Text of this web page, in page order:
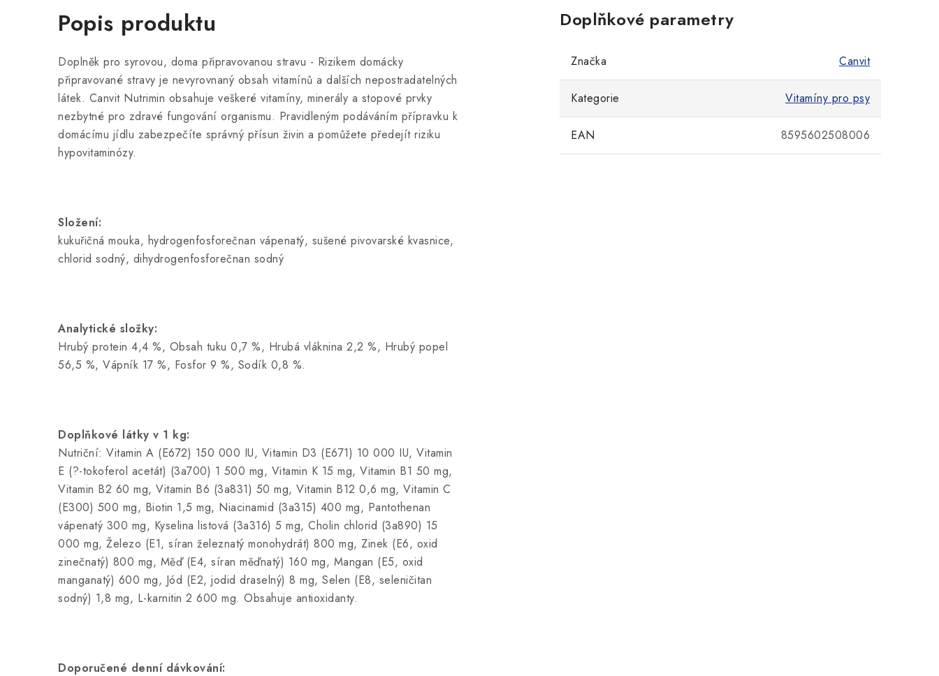
Popis produktu
Doplněk pro syrovou, doma připravovanou stravu - Rizikem domácky
připravované stravy je nevyrovnaný obsah vitamínů a dalších nepostradatelných
látek. Canvit Nutrimin obsahuje veškeré vitamíny, minerály a stopové prvky
nezbytné pro zdravé fungování organismu. Pravidleným podáváním přípravku k
domácímu jídlu zabezpečíte správný přísun živin a pomůžete předejít riziku
hypovitaminózy.
Složení:
kukuřičná mouka, hydrogenfosforečnan vápenatý, sušené pivovarské kvasnice,
chlorid sodný, dihydrogenfosforečnan sodný
Analytické složky:
Hrubý protein 4,4 %, Obsah tuku 0,7 %, Hrubá vláknina 2,2 %, Hrubý popel
56,5 %, Vápník 17 %, Fosfor 9 %, Sodík 0,8 %.
Doplňkové látky v 1 kg:
Nutriční: Vitamin A (E672) 150 000 IU, Vitamin D3 (E671) 10 000 IU, Vitamin
E (?-tokoferol acetát) (3a700) 1 500 mg, Vitamin K 15 mg, Vitamin B1 50 mg,
Vitamin B2 60 mg, Vitamin B6 (3a831) 50 mg, Vitamin B12 0,6 mg, Vitamin C
(E300) 500 mg, Biotin 1,5 mg, Niacinamid (3a315) 400 mg, Pantothenan
vápenatý 300 mg, Kyselina listová (3a316) 5 mg, Cholin chlorid (3a890) 15
000 mg, Železo (E1, síran železnatý monohydrát) 800 mg, Zinek (E6, oxid
zinečnatý) 800 mg, Měď (E4, síran měďnatý) 160 mg, Mangan (E5, oxid
manganatý) 600 mg, Jód (E2, jodid draselný) 8 mg, Selen (E8, seleničitan
sodný) 1,8 mg, L-karnitin 2 600 mg. Obsahuje antioxidanty.
Doporučené denní dávkování:
Doplňkové parametry
Značka Canvit
Kategorie Vitamíny pro psy
EAN 8595602508006